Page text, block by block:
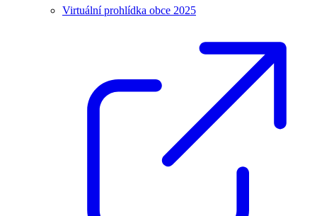
Virtuální prohlídka obce 2025